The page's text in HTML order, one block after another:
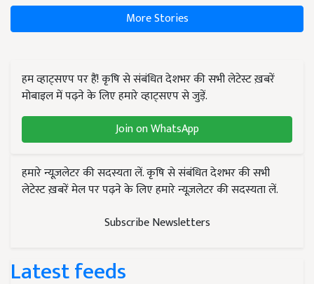
More Stories
हम व्हाट्सएप पर हैं! कृषि से संबंधित देशभर की सभी लेटेस्ट ख़बरें
मोबाइल में पढ़ने के लिए हमारे व्हाट्सएप से जुड़ें.
Join on WhatsApp
हमारे न्यूज़लेटर की सदस्यता लें. कृषि से संबंधित देशभर की सभी
लेटेस्ट ख़बरें मेल पर पढ़ने के लिए हमारे न्यूज़लेटर की सदस्यता लें.
Subscribe Newsletters
Latest feeds